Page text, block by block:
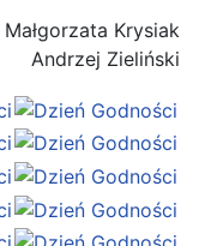
Małgorzata Krysiak
Andrzej Zieliński